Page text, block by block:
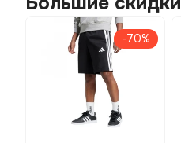
-70%